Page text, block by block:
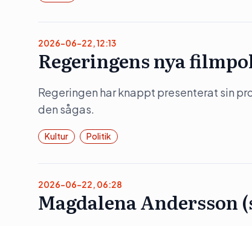
2026-06-22, 12:13
Regeringens nya
Regeringen har knappt presenterat sin
den sågas.
Kultur Politik
2026-06-22, 06:28
Magdalena